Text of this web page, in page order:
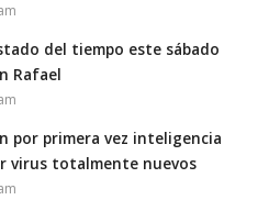
del tiempo este sábado
Rafael
por primera vez inteligencia
virus totalmente nuevos